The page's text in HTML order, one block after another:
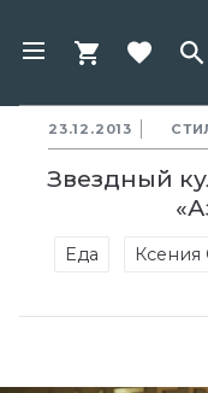
23.12.2013
Звездный
Еда Ксения